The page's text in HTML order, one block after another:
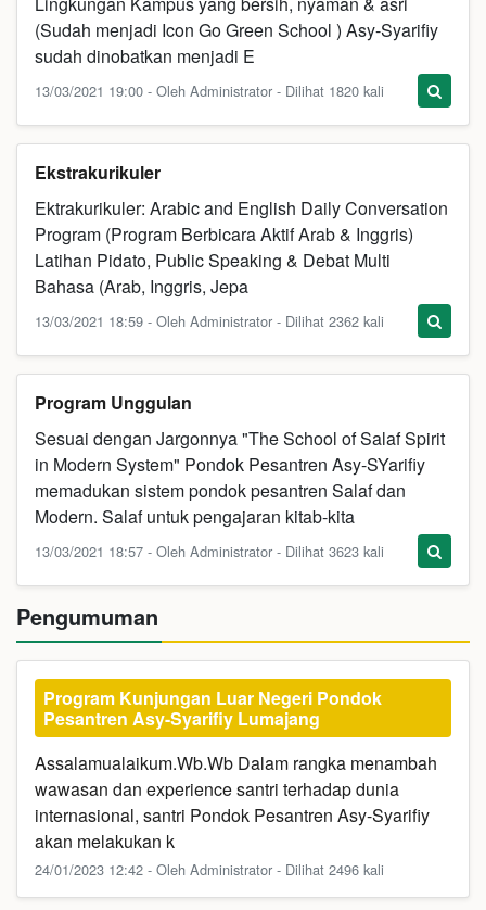
(Sudah menjadi Icon Go Green School ) Asy-Syarifiy
sudah dinobatkan menjadi E
13/03/2021 19:00 - Oleh Administrator - Dilihat 1820 kali
Ekstrakurikuler
Ektrakurikuler: Arabic and English Daily Conversation
Program (Program Berbicara Aktif Arab & Inggris)
Latihan Pidato, Public Speaking & Debat Multi
Bahasa (Arab, Inggris, Jepa
13/03/2021 18:59 - Oleh Administrator - Dilihat 2362 kali
Program Unggulan
Sesuai dengan Jargonnya "The School of Salaf Spirit
in Modern System" Pondok Pesantren Asy-SYarifiy
memadukan sistem pondok pesantren Salaf dan
Modern. Salaf untuk pengajaran kitab-kita
13/03/2021 18:57 - Oleh Administrator - Dilihat 3623 kali
Pengumuman
Program Kunjungan Luar Negeri Pondok
Pesantren Asy-Syarifiy Lumajang
Assalamualaikum.Wb.Wb Dalam rangka menambah
wawasan dan experience santri terhadap dunia
internasional, santri Pondok Pesantren Asy-Syarifiy
akan melakukan k
24/01/2023 12:42 - Oleh Administrator - Dilihat 2496 kali